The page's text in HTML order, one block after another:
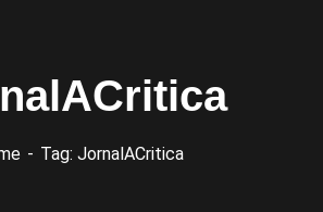
Tag: JornalACritica